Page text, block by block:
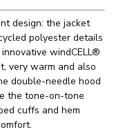
design: the jacket
polyester details
windCELL®
very warm and also
double-needle hood
the tone-on-tone
cuffs and hem